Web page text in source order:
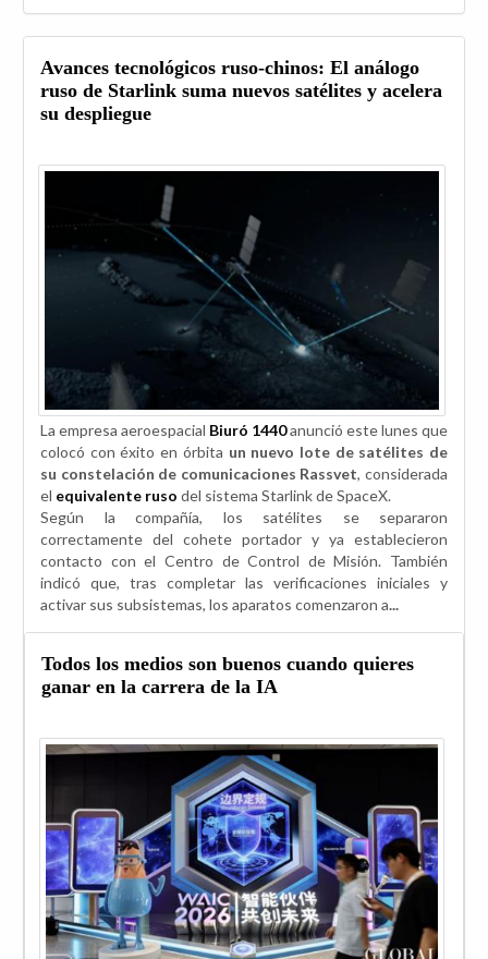
Avances tecnológicos ruso-chinos: El análogo
ruso de Starlink suma nuevos satélites y acelera
su despliegue
La empresa aeroespacial Biuró 1440anunció este lunes que
colocó con éxito en órbita un nuevo lote de satélites de
su constelación de comunicaciones Rassvet, considerada
el equivalente ruso del sistema Starlink de SpaceX.
Según la compañía, los satélites se separaron
correctamente del cohete portador y ya establecieron
contacto con el Centro de Control de Misión. También
indicó que, tras completar las verificaciones iniciales y
activar sus subsistemas, los aparatos comenzaron a...
Todos los medios son buenos cuando quieres
ganar en la carrera de la IA